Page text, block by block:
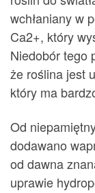
wchłaniany w
Ca2+, który
Niedobór tego
że roślina jest
który ma
Od
dodawano
od dawna
uprawie